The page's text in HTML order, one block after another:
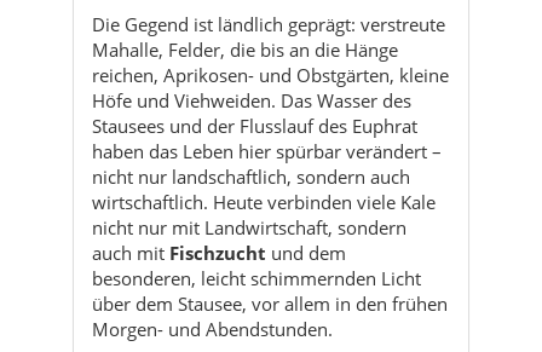
Die Gegend ist ländlich geprägt: verstreute
Mahalle, Felder, die bis an die Hänge
reichen, Aprikosen- und Obstgärten, kleine
Höfe und Viehweiden. Das Wasser des
Stausees und der Flusslauf des Euphrat
haben das Leben hier spürbar verändert –
nicht nur landschaftlich, sondern auch
wirtschaftlich. Heute verbinden viele Kale
nicht nur mit Landwirtschaft, sondern
auch mit Fischzucht und dem
besonderen, leicht schimmernden Licht
über dem Stausee, vor allem in den frühen
Morgen- und Abendstunden.